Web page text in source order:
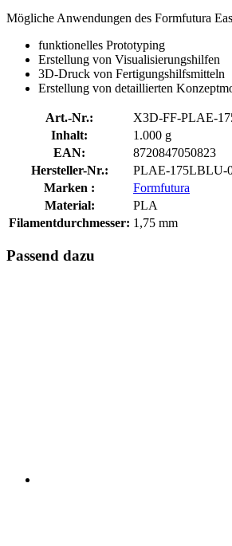
Mögliche Anwendungen des Formfutura
funktionelles Prototyping
Erstellung von Visualisierungshilfen
3D-Druck von Fertigungshilfsmitteln
Erstellung von detaillierten
Art.-Nr.:
X3D-FF-PLAE-
Inhalt:
1.000 g
EAN:
8720847050823
Hersteller-Nr.:
PLAE-175LBLU-
Marken :
Formfutura
Material:
PLA
Filamentdurchmesser: 1,75 mm
Passend dazu